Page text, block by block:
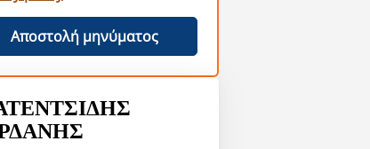
Αποστολή μηνύματος